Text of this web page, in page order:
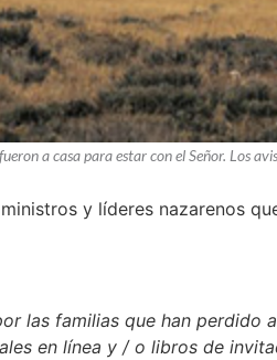
a casa para estar con el Señor. Los
y líderes nazarenos
las familias que han
en línea y / o libros de